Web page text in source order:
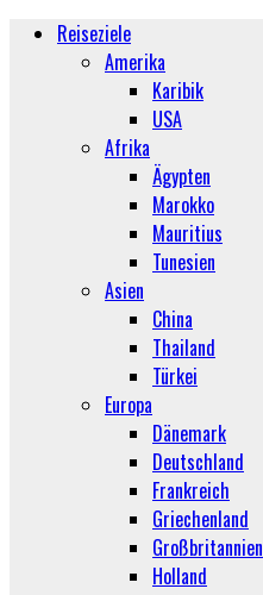
Reiseziele
Amerika
Karibik
USA
Afrika
Ägypten
Marokko
Mauritius
Tunesien
Asien
China
Thailand
Türkei
Europa
Dänemark
Deutschland
Frankreich
Griechenland
Großbritannien
Holland